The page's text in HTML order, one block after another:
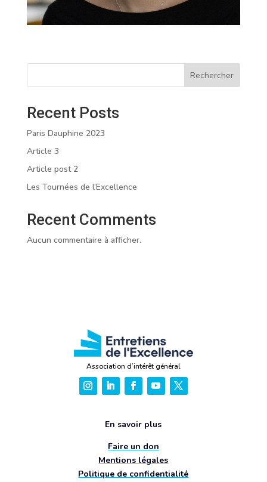
Rechercher
Recent Posts
Paris Dauphine 2023
Article 3
Article post 2
Les Tournées de l’Excellence
Recent Comments
Aucun commentaire à afficher.
Association d’intérêt général
En savoir plus
Faire un don
Mentions légales
Politique de confidentialité